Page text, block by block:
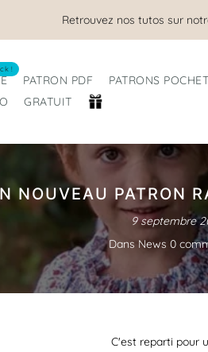
Nous sommes
!
PATRON PDF PATRONS
GRATUIT
NOUVEAU PATRON
9 septembre
Dans News 0
C'est reparti pour